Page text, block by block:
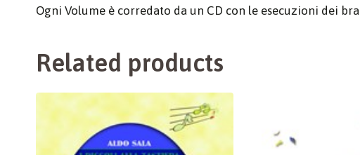
Ogni Volume è corredato da un CD con le esecuzioni dei
Related products